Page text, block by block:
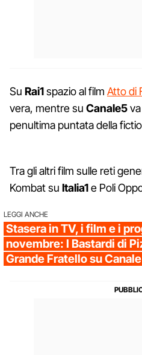
Su Rai1spazio al film Atto di
vera, mentre su Canale5
penultima puntata della
Tra gli altri film sulle reti
Kombat su Italia1e Poli
LEGGI ANCHE
Stasera in TV, i film e i
novembre: I Bastardi di
Grande Fratello su